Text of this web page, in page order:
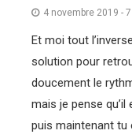
4 novembre 2019 -
Et moi tout
solution pour
doucement le
mais je pense
puis maintenant